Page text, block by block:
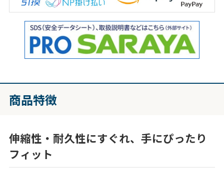
商品特徴
伸縮性・耐久性にすぐれ、手にぴったり
フィット